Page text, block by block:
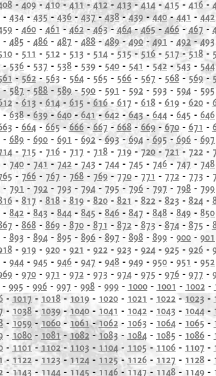
- 409- 410-411-412- 413 - 414- 415 - 416-
- 434 - 435 -436- 437-438-439 -440-441 -442
- 460- 461 -462- 463-464-465- 466-467 -
- 485 - 486 - 487 - 488 -489 - 490- 491 - 492 - 493
- 511 - 512- 513 - 514- 515- 516- 517-518-
-536 - 537 - 538 - 539 - 540 - 541 - 542 - 543 - 544
-562- 563 - 564- 565 - 566- 567 - 568- 569-
- 587- 588 - 589- 590 - 591 - 592 - 593 - 594 - 595
-613 - 614- 615 - 616- 617 - 618- 619- 620-
-638 - 639-640 - 641 - 642 -643- 644 - 645 - 646
- 664-665- 666-667 - 668-669- 670- 671 -
- 689 - 690 - 691 - 692 - 693 -694 -695 - 696 - 697
- 715 - 716- 717 - 718- 719- 720- 721- 722-
- 740 - 741 - 742 - 743 - 744 - 745 - 746 - 747 - 748
- 766- 767 - 768- 769- 770- 771 - 772- 773 -
- 791 - 792 - 793 - 794 - 795 - 796 - 797 - 798 - 799
- 817 - 818- 819- 820- 821 - 822- 823 - 824-
- 842 - 843 - 844 - 845 - 846 - 847 - 848 - 849 - 850
- 868- 869- 870- 871 - 872- 873 - 874- 875 -
- 893 - 894 - 895 - 896 - 897 - 898 - 899 - 900 - 901
- 919- 920- 921 - 922- 923 - 924- 925 - 926-
- 944 - 945 - 946 - 947 - 948 - 949 - 950 - 951 - 952
- 970- 971 - 972- 973 - 974- 975 - 976- 977 -
995 - 996- 997 - 998- 999- 1000- 1001 - 1002-
- 1017 - 1018 - 1019 - 1020 - 1021 - 1022 -1023 -
- 1038-1039- 1040 - 1041 - 1042 - 1043 - 1044 -
- 1059 - 1060 - 1061-1062 - 1063 - 1064 - 1065 -
- 1080 - 1081-1082 -1083 - 1084 - 1085 - 1086 -
- 1101- 1102- 1103 - 1104 - 1105 - 1106 - 1107 -
- 1122 - 1123 - 1124 - 1125 - 1126 - 1127 - 1128 -
-1143 - 1144 - 1145 - 1146 - 1147 - 1148 - 1149 -